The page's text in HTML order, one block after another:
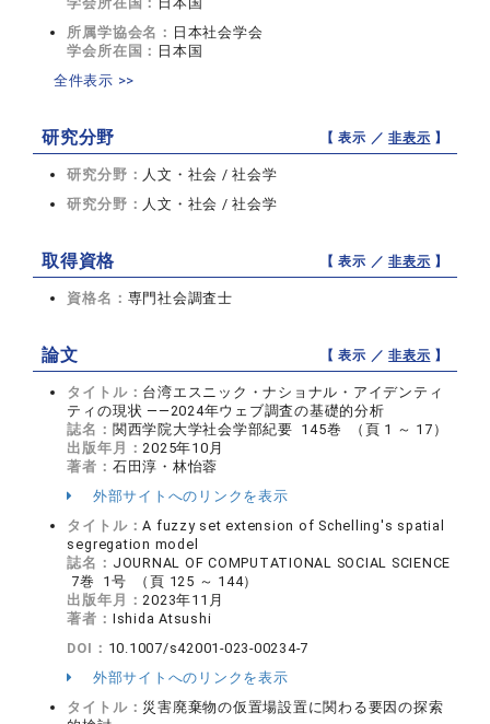
所属学協会名： 日本社会学会
学会所在国： 日本国
全件表示 >>
研究分野 【 表示 ／非表示 】
研究分野： 人文・社会 / 社会学
研究分野： 人文・社会 / 社会学
取得資格 【 表示 ／非表示 】
資格名： 専門社会調査士
論文 【 表示 ／非表示 】
タイトル： 台湾エスニック・ナショナル・アイデンティ
ティの現状 ――2024年ウェブ調査の基礎的分析
誌名： 関西学院大学社会学部紀要 145巻 （頁 1 ～ 17）
出版年月：2025年10月
著者： 石田淳・林怡蓉
外部サイトへのリンクを表示
タイトル：A fuzzy set extension of Schelling's spatial
segregation model
誌名： JOURNAL OF COMPUTATIONAL SOCIAL SCIENCE
7巻 1号 （頁 125 ～ 144）
出版年月：2023年11月
著者： Ishida Atsushi
DOI： 10.1007/s42001-023-00234-7
外部サイトへのリンクを表示
タイトル： 災害廃棄物の仮置場設置に関わる要因の探索